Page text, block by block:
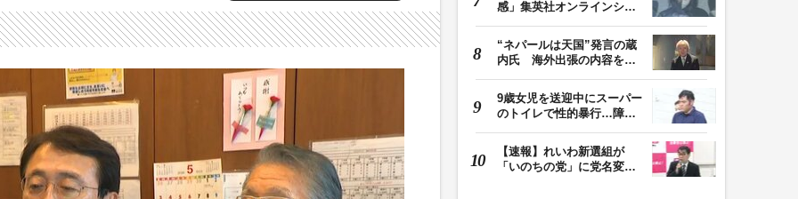
感」集英社オンラインショ
“ネパールは天国”発言の蔵
内氏 海外出張の内容を説
9歳女児を送迎中にスーパー
のトイレで性的暴行…障害
【速報】れいわ新選組が
「いのちの党」に党名変